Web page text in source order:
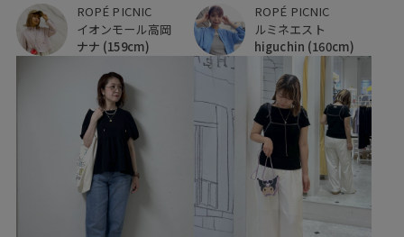
ROPÉ PICNIC
イオンモール高岡
ナナ (159cm)
ROPÉ PICNIC
ルミネエスト
higuchin (160cm)